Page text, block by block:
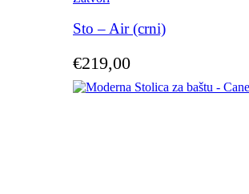
Sto – Air (crni)
€219,00